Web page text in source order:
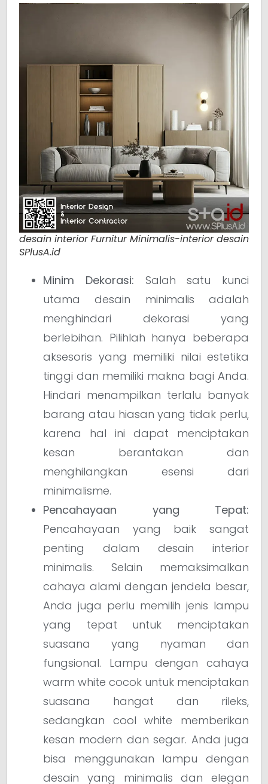
desain interior Furnitur Minimalis-interior desain
SPlusA.id
Minim Dekorasi: Salah satu kunci
utama desain minimalis adalah
menghindari dekorasi yang
berlebihan. Pilihlah hanya beberapa
aksesoris yang memiliki nilai estetika
tinggi dan memiliki makna bagi Anda.
Hindari menampilkan terlalu banyak
barang atau hiasan yang tidak perlu,
karena hal ini dapat menciptakan
kesan berantakan dan
menghilangkan esensi dari
minimalisme.
Pencahayaan yang Tepat:
Pencahayaan yang baik sangat
penting dalam desain interior
minimalis. Selain memaksimalkan
cahaya alami dengan jendela besar,
Anda juga perlu memilih jenis lampu
yang tepat untuk menciptakan
suasana yang nyaman dan
fungsional. Lampu dengan cahaya
warm white cocok untuk menciptakan
suasana hangat dan rileks,
sedangkan cool white memberikan
kesan modern dan segar. Anda juga
bisa menggunakan lampu dengan
desain yang minimalis dan elegan